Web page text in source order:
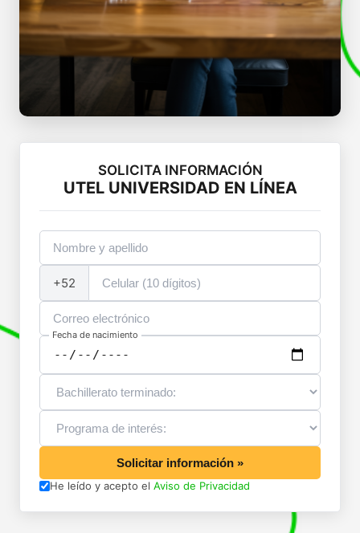
SOLICITA INFORMACIÓN
UTEL UNIVERSIDAD EN LÍNEA
+52
Fecha de nacimiento
Solicitar información »
He leído y acepto el Aviso de Privacidad